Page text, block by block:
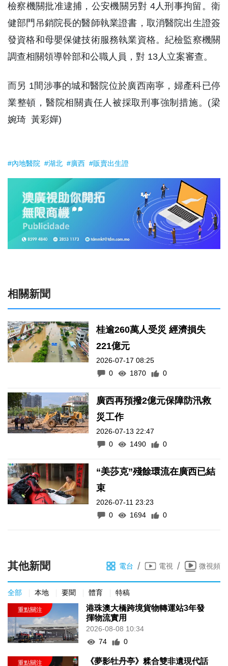
檢察機關批准逮捕，公安機關另對 4人刑事拘留。衛
健部門吊銷院長的醫師執業證書，取消醫院出生證簽
發資格和母嬰保健技術服務執業資格。紀檢監察機關
調查相關領導幹部和公職人員，對 13人立案審查。
而另 1間涉事的城和醫院位於廣西南寧，婦產科已停
業整頓，醫院相關責任人被採取刑事強制措施。(梁
婉琦 黃彩嬋)
#內地醫院 #湖北 #廣西 #販賣出生證
相關新聞
桂逾260萬人受災 經濟損失
221億元
2026-07-17 08:25
0
1870 0
廣西再預撥2億元保障防汛救
災工作
2026-07-13 22:47
0
1490 0
“美莎克”殘餘環流在廣西已結
束
2026-07-11 23:23
0
1694 0
其他新聞 電台 / 電視 / 微視頻
全部 本地 要聞 體育 特稿
港珠澳大橋跨境貨物轉運站3年發
揮物流實用
2026-08-08 10:34
74
0
《夢影牡丹亭》糅合雙非遺現代話